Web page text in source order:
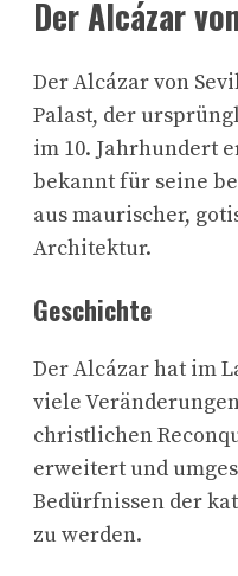
Der Alcázar
Der Alcázar von
Palast, der
im 10. Jahrhundert
bekannt für seine
aus maurischer,
Architektur.
Geschichte
Der Alcázar hat im
viele
christlichen
erweitert und
Bedürfnissen der
zu werden.